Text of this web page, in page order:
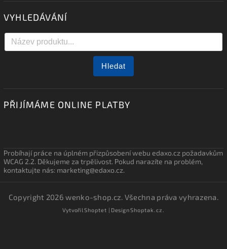
VYHLEDÁVÁNÍ
Hledat
PŘIJÍMÁME ONLINE PLATBY
Probíhají práce na úplném přizpůsobení webu edaxo.cz požadavkům
WCAG 2.2. Děkujeme za trpělivost. Pokud narazíte na problém,
kontaktujte nás: marketing@edaxo.cz.
Copyright 2026wenko-shop.cz. Všechna práva vyhrazena.
VytvořilShoptet | DesignShoptak.cz.